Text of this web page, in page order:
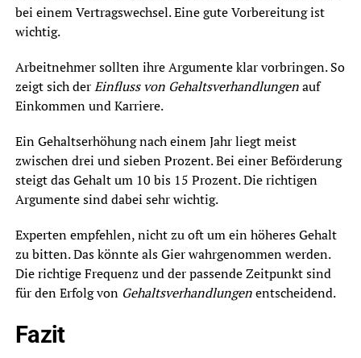
bei einem Vertragswechsel. Eine gute Vorbereitung ist
wichtig.
Arbeitnehmer sollten ihre Argumente klar vorbringen. So
zeigt sich derEinfluss von Gehaltsverhandlungenauf
Einkommen und Karriere.
Ein Gehaltserhöhung nach einem Jahr liegt meist
zwischen drei und sieben Prozent. Bei einer Beförderung
steigt das Gehalt um 10 bis 15 Prozent. Die richtigen
Argumente sind dabei sehr wichtig.
Experten empfehlen, nicht zu oft um ein höheres Gehalt
zu bitten. Das könnte als Gier wahrgenommen werden.
Die richtige Frequenz und der passende Zeitpunkt sind
für den Erfolg von Gehaltsverhandlungenentscheidend.
Fazit